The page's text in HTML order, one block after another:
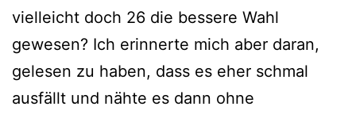
vielleicht doch 26 die bessere Wahl
gewesen? Ich erinnerte mich aber daran,
gelesen zu haben, dass es eher schmal
ausfällt und nähte es dann ohne